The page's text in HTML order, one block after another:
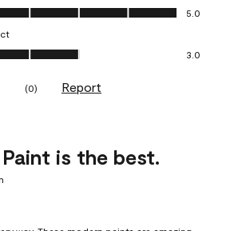
5.0 out of 5
5.0
3.0 out of 5
3.0
(0) Report
is the best.